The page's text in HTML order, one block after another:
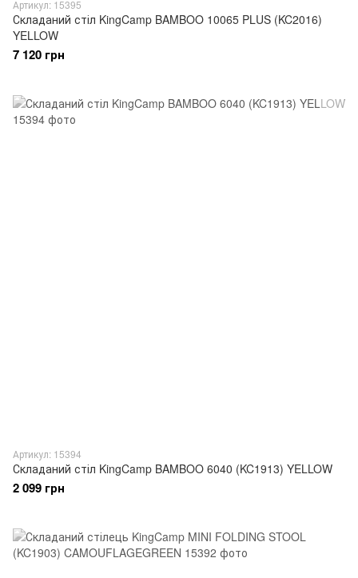
Артикул: 15395
Складаний стіл KingCamp BAMBOO 10065 PLUS (KC2016)
YELLOW
7 120 грн
Артикул: 15394
Складаний стіл KingCamp BAMBOO 6040 (KC1913) YELLOW
2 099 грн